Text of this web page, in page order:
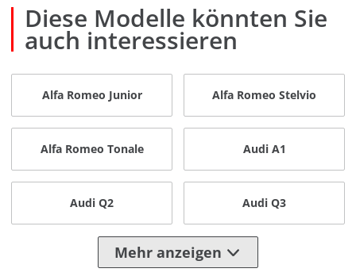
Diese Modelle könnten Sie
auch interessieren
Alfa Romeo Junior Alfa Romeo Stelvio
Alfa Romeo Tonale Audi A1
Audi Q2 Audi Q3
Mehr anzeigen